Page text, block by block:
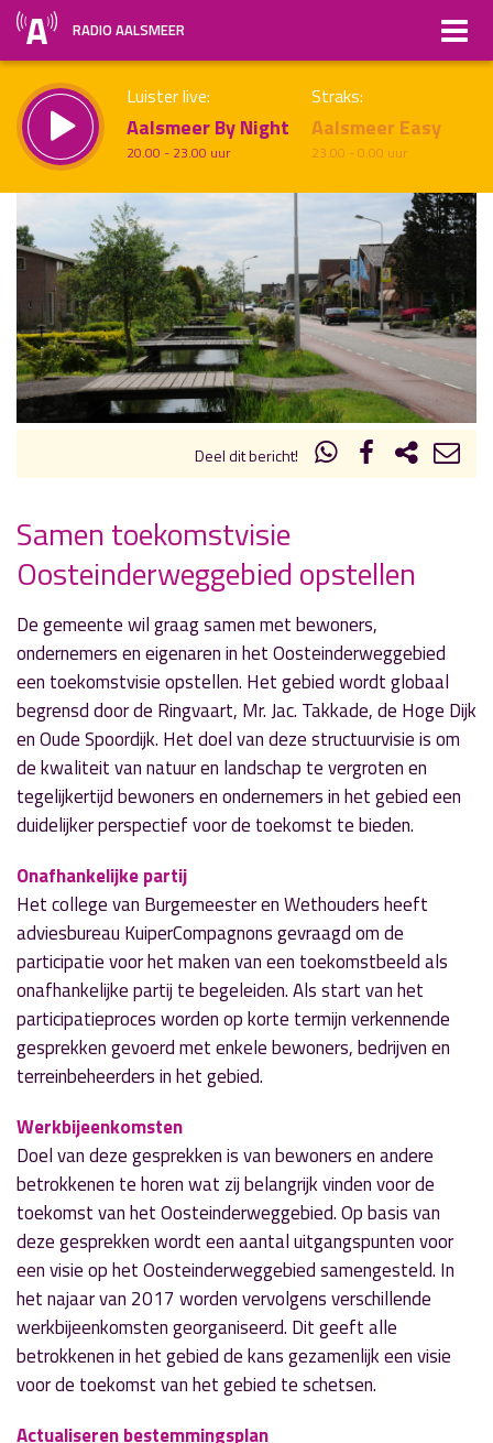
RADIO AALSMEER
Luister live:
Aalsmeer By Night
20.00 - 23.00 uur
Straks:
Aalsmeer Easy
23.00 - 0.00 uur
Vorig uur uur 1 van x Volgend uur
Inklappen
Deel dit bericht!
« Vorig nieuwsbericht
Veilig varen op de Westeinder
4 juli 2017
» Volgend nieuwsbericht
GGD lanceert website met
gezondheidsinformatie
4 juli 2017
Samen toekomstvisie
Oosteinderweggebied opstellen
De gemeente wil graag samen met bewoners,
ondernemers en eigenaren in het Oosteinderweggebied
een toekomstvisie opstellen. Het gebied wordt globaal
begrensd door de Ringvaart, Mr. Jac. Takkade, de Hoge Dijk
en Oude Spoordijk. Het doel van deze structuurvisie is om
de kwaliteit van natuur en landschap te vergroten en
tegelijkertijd bewoners en ondernemers in het gebied een
duidelijker perspectief voor de toekomst te bieden.
Onafhankelijke partij
Het college van Burgemeester en Wethouders heeft
adviesbureau KuiperCompagnons gevraagd om de
participatie voor het maken van een toekomstbeeld als
onafhankelijke partij te begeleiden. Als start van het
participatieproces worden op korte termijn verkennende
gesprekken gevoerd met enkele bewoners, bedrijven en
terreinbeheerders in het gebied.
Werkbijeenkomsten
Doel van deze gesprekken is van bewoners en andere
betrokkenen te horen wat zij belangrijk vinden voor de
toekomst van het Oosteinderweggebied. Op basis van
deze gesprekken wordt een aantal uitgangspunten voor
een visie op het Oosteinderweggebied samengesteld. In
het najaar van 2017 worden vervolgens verschillende
werkbijeenkomsten georganiseerd. Dit geeft alle
betrokkenen in het gebied de kans gezamenlijk een visie
voor de toekomst van het gebied te schetsen.
Actualiseren bestemmingsplan